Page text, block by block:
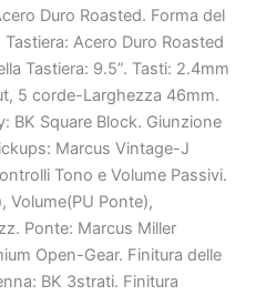
Duro Roasted. Forma del
Acero Duro Roasted
Tastiera: 9.5”. Tasti: 2.4mm
5 corde-Larghezza 46mm.
BK Square Block. Giunzione
Marcus Vintage-J
Tono e Volume Passivi.
Volume(PU Ponte),
Ponte: Marcus Miller
Open-Gear. Finitura delle
BK 3strati. Finitura